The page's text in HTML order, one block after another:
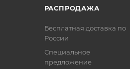
РАСПРОДАЖА
Бесплатная доставка по
России
Специальное
предложение